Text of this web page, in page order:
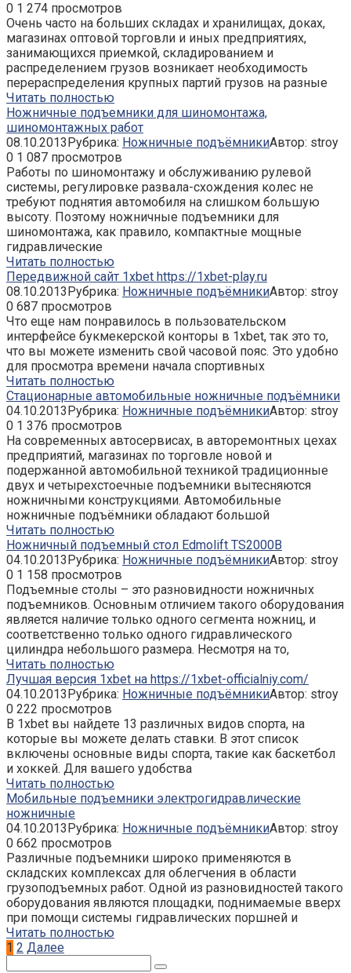
0 1 274 просмотров
Очень часто на больших складах и хранилищах, доках,
магазинах оптовой торговли и иных предприятиях,
занимающихся приемкой, складированием и
распределением грузов возникает необходимость
перераспределения крупных партий грузов на разные
Читать полностью
Ножничные подъемники для шиномонтажа,
шиномонтажных работ
08.10.2013Рубрика: Ножничные подъёмникиАвтор: stroy
0 1 087 просмотров
Работы по шиномонтажу и обслуживанию рулевой
системы, регулировке развала-схождения колес не
требуют поднятия автомобиля на слишком большую
высоту. Поэтому ножничные подъемники для
шиномонтажа, как правило, компактные мощные
гидравлические
Читать полностью
Передвижной сайт 1xbet https://1xbet-play.ru
08.10.2013Рубрика: Ножничные подъёмникиАвтор: stroy
0 687 просмотров
Что еще нам понравилось в пользовательском
интерфейсе букмекерской конторы в 1xbet, так это то,
что вы можете изменить свой часовой пояс. Это удобно
для просмотра времени начала спортивных
Читать полностью
Стационарные автомобильные ножничные подъёмники
04.10.2013Рубрика: Ножничные подъёмникиАвтор: stroy
0 1 376 просмотров
На современных автосервисах, в авторемонтных цехах
предприятий, магазинах по торговле новой и
подержанной автомобильной техникой традиционные
двух и четырехстоечные подъемники вытесняются
ножничными конструкциями. Автомобильные
ножничные подъёмники обладают большой
Читать полностью
Ножничный подъемный стол Edmolift TS2000B
04.10.2013Рубрика: Ножничные подъёмникиАвтор: stroy
0 1 158 просмотров
Подъемные столы – это разновидности ножничных
подъемников. Основным отличием такого оборудования
является наличие только одного сегмента ножниц, и
соответственно только одного гидравлического
цилиндра небольшого размера. Несмотря на то,
Читать полностью
Лучшая версия 1xbet на https://1xbet-officialniy.com/
04.10.2013Рубрика: Ножничные подъёмникиАвтор: stroy
0 222 просмотров
В 1xbet вы найдете 13 различных видов спорта, на
которые вы можете делать ставки. В этот список
включены основные виды спорта, такие как баскетбол
и хоккей. Для вашего удобства
Читать полностью
Мобильные подъемники электрогидравлические
ножничные
04.10.2013Рубрика: Ножничные подъёмникиАвтор: stroy
0 662 просмотров
Различные подъемники широко применяются в
складских комплексах для облегчения в области
грузоподъемных работ. Одной из разновидностей такого
оборудования являются площадки, поднимаемые вверх
при помощи системы гидравлических поршней и
Читать полностью
Пагинация
1 2 Далее